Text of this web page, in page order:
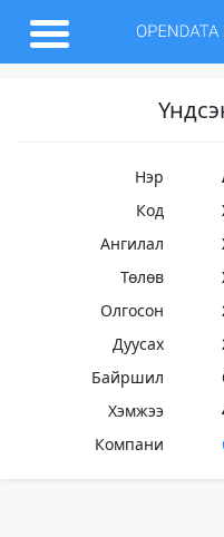
Нэр
Код
Ангилал
Төлөв
Олгосон
Дуусах
Байршил
Хэмжээ
Компани